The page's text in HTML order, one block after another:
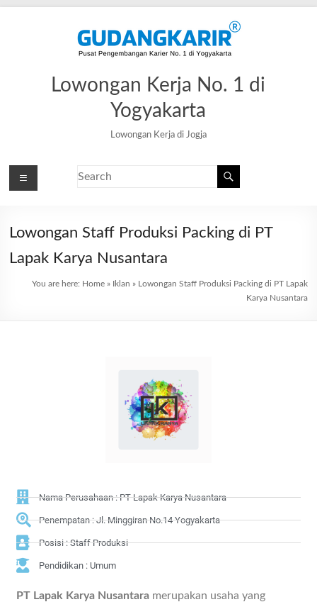
Lowongan Kerja No. 1 di
Yogyakarta
Lowongan Kerja di Jogja
Lowongan Staff Produksi Packing di PT
Lapak Karya Nusantara
You are here: Home» Iklan » Lowongan Staff Produksi Packing di PT Lapak
Karya Nusantara
Nama Perusahaan : PT Lapak Karya Nusantara
Penempatan : Jl. Minggiran No.14 Yogyakarta
Posisi : Staff Produksi
Pendidikan : Umum
PT Lapak Karya Nusantara merupakan usaha yang